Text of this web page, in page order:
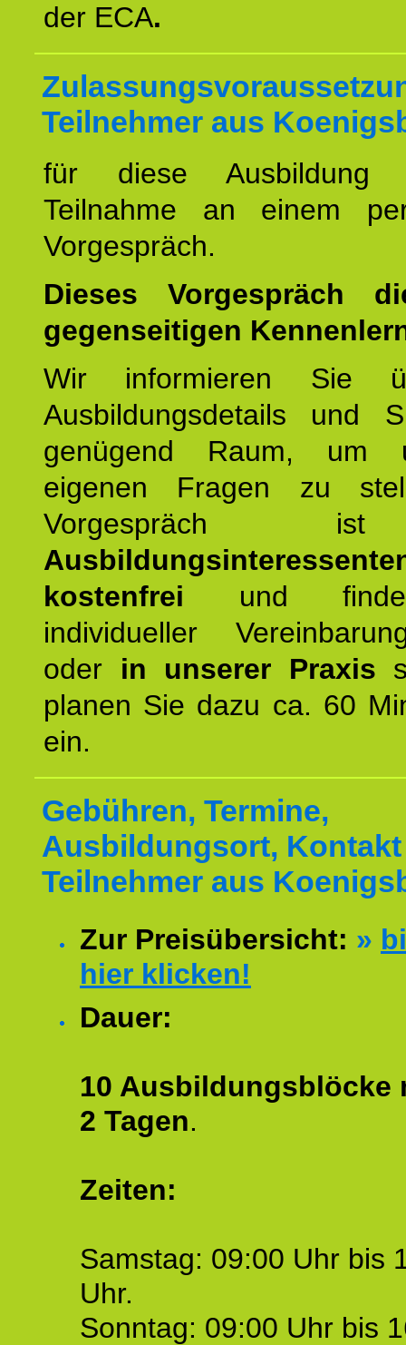
der ECA.
Teilnehmer aus
für diese
Teilnahme an einem
Vorgespräch.
Dieses Vorgespräch
gegenseitigen
Wir informieren Sie
Ausbildungsdetails und
genügend Raum, um
eigenen Fragen zu
kostenfrei und
individueller
oder in unserer Praxis
planen Sie dazu ca. 60
ein.
Gebühren, Termine,
Ausbildungsort,
Teilnehmer aus
Zur Preisübersicht: »
hier klicken!
Dauer:
10 Ausbildungsblöcke
2 Tagen.
Zeiten:
Samstag: 09:00 Uhr bis
Uhr.
Sonntag: 09:00 Uhr bis